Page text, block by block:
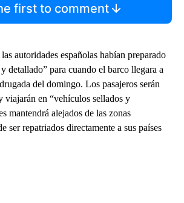
first to comment
autoridades españolas habían preparado
detallado” para cuando el barco llegara a
del domingo. Los pasajeros serán
viajarán en “vehículos sellados y
mantendrá alejados de las zonas
ser repatriados directamente a sus países